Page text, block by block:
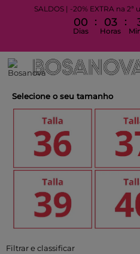
SALDOS | -20% EXTRA na
00
Dias
: 03
Horas
:
Selecione o seu tamanho
Filtrar e classificar